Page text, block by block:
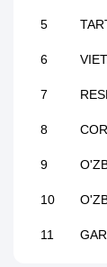
5
6
7
8
9
10
11